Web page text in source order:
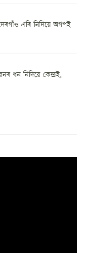
এৰি নিদিয়ে অগপই
ধন নিদিয়ে কেন্দ্ৰই,